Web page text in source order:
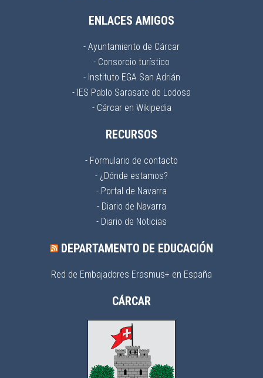
ENLACES AMIGOS
- Ayuntamiento de Cárcar
- Consorcio turístico
- Instituto EGA San Adrián
- IES Pablo Sarasate de Lodosa
- Cárcar en Wikipedia
RECURSOS
- Formulario de contacto
- ¿Dónde estamos?
- Portal de Navarra
- Diario de Navarra
- Diario de Noticias
DEPARTAMENTO DE EDUCACIÓN
Red de Embajadores Erasmus+ en España
CÁRCAR